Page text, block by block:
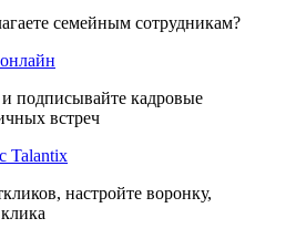
семейным сотрудникам?
подписывайте кадровые
встреч
Talantix
настройте воронку,